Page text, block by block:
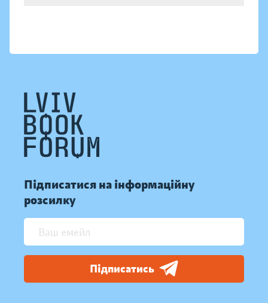
Підписатися на інформаційну
розсилку
Підписатись